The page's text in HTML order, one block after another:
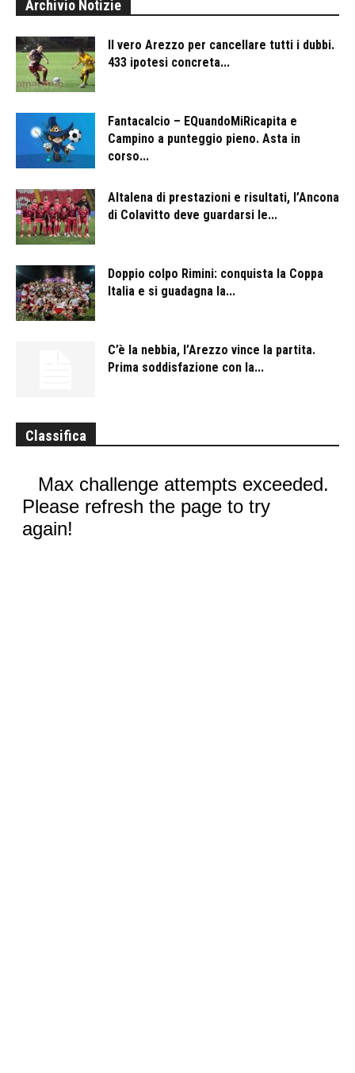
Archivio Notizie
Il vero Arezzo per cancellare tutti i dubbi.
433 ipotesi concreta...
Fantacalcio – EQuandoMiRicapita e
Campino a punteggio pieno. Asta in
corso...
Altalena di prestazioni e risultati, l’Ancona
di Colavitto deve guardarsi le...
Doppio colpo Rimini: conquista la Coppa
Italia e si guadagna la...
C’è la nebbia, l’Arezzo vince la partita.
Prima soddisfazione con la...
Classifica